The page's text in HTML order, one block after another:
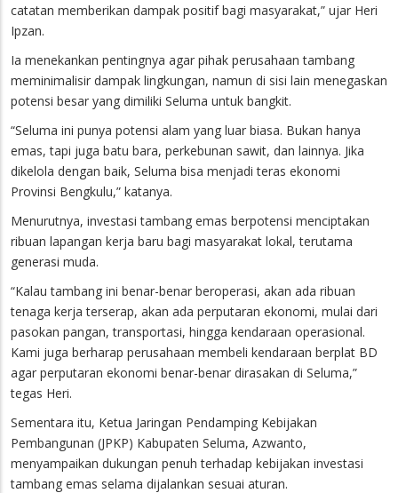
catatan memberikan dampak positif bagi masyarakat,” ujar Heri
Ipzan.
Ia menekankan pentingnya agar pihak perusahaan tambang
meminimalisir dampak lingkungan, namun di sisi lain menegaskan
potensi besar yang dimiliki Seluma untuk bangkit.
“Seluma ini punya potensi alam yang luar biasa. Bukan hanya
emas, tapi juga batu bara, perkebunan sawit, dan lainnya. Jika
dikelola dengan baik, Seluma bisa menjadi teras ekonomi
Provinsi Bengkulu,” katanya.
Menurutnya, investasi tambang emas berpotensi menciptakan
ribuan lapangan kerja baru bagi masyarakat lokal, terutama
generasi muda.
“Kalau tambang ini benar-benar beroperasi, akan ada ribuan
tenaga kerja terserap, akan ada perputaran ekonomi, mulai dari
pasokan pangan, transportasi, hingga kendaraan operasional.
Kami juga berharap perusahaan membeli kendaraan berplat BD
agar perputaran ekonomi benar-benar dirasakan di Seluma,”
tegas Heri.
Sementara itu, Ketua Jaringan Pendamping Kebijakan
Pembangunan (JPKP) Kabupaten Seluma, Azwanto,
menyampaikan dukungan penuh terhadap kebijakan investasi
tambang emas selama dijalankan sesuai aturan.